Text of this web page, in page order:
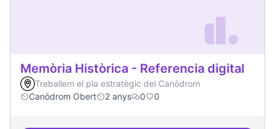
Memòria Històrica - Referencia digital
Treballem el pla estratègic del Canòdrom
Canòdrom Obert
2 anys 0 0